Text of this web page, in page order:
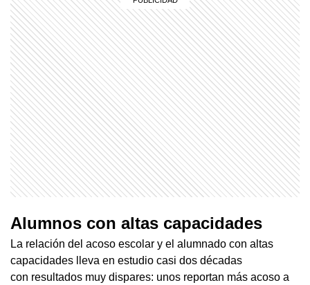
Alumnos con altas capacidades
La relación del acoso escolar y el alumnado con altas
capacidades lleva en estudio casi dos décadas
con resultados muy dispares: unos reportan más acoso a